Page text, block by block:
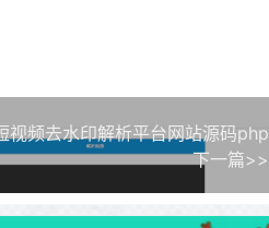
视频去水印解析平台网站源码php
下一篇>>